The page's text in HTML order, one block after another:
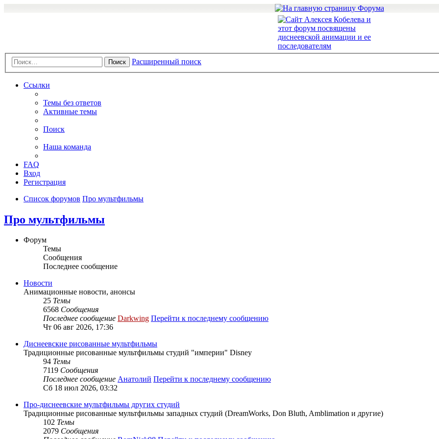
Поиск Расширенный поиск
Ссылки
Темы без ответов
Активные темы
Поиск
Наша команда
FAQ
Вход
Регистрация
Список форумов Про мультфильмы
Про мультфильмы
Форум
Темы
Сообщения
Последнее сообщение
Новости
Анимационные новости, анонсы
25 Темы
6568 Сообщения
Последнее сообщение Darkwing Перейти к последнему сообщению
Чт 06 авг 2026, 17:36
Диснеевские рисованные мультфильмы
Традиционные рисованные мультфильмы студий "империи" Disney
94 Темы
7119 Сообщения
Последнее сообщение Анатолий Перейти к последнему сообщению
Сб 18 июл 2026, 03:32
Про-диснеевские мультфильмы других студий
Традиционные рисованные мультфильмы западных студий (DreamWorks, Don Bluth, Amblimation и другие)
102 Темы
2079 Сообщения